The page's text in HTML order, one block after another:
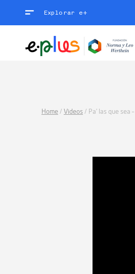
Explorar e+
Home / Videos / Pa’ las que sea